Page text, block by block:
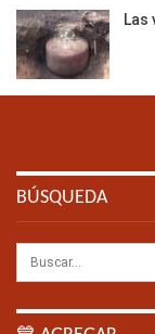
Las
BÚSQUEDA